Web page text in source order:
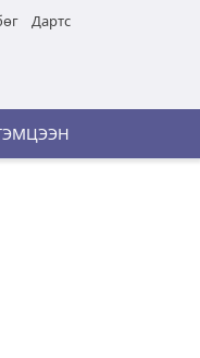
Дартс